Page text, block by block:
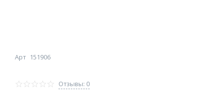
Арт 151906
Отзывы: 0